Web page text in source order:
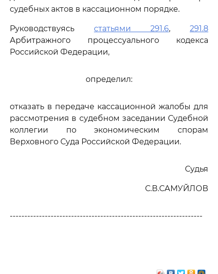
судебных актов в кассационном порядке.
Руководствуясь статьями 291.6, 291.8
Арбитражного процессуального кодекса
Российской Федерации,
определил:
отказать в передаче кассационной жалобы для
рассмотрения в судебном заседании Судебной
коллегии по экономическим спорам
Верховного Суда Российской Федерации.
Судья
С.В.САМУЙЛОВ
------------------------------------------------------------------